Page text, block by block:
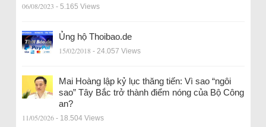
06/08/2023 - 5.165 Views
Ủng hộ Thoibao.de
15/02/2018 - 24.057 Views
Mai Hoàng lập kỷ lục thăng tiến: Vì sao “ngôi
sao” Tây Bắc trở thành điểm nóng của Bộ Công
an?
11/05/2026 - 18.504 Views